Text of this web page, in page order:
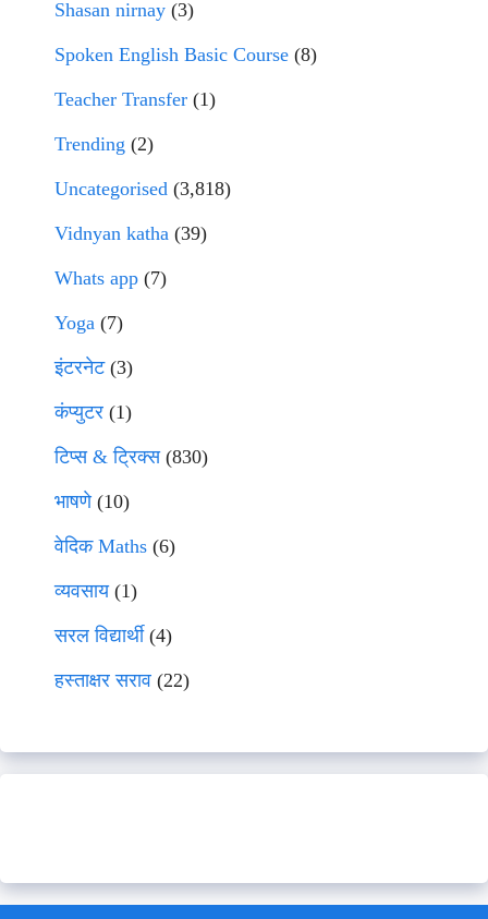
Shasan nirnay (3)
Spoken English Basic Course (8)
Teacher Transfer (1)
Trending (2)
Uncategorised (3,818)
Vidnyan katha (39)
Whats app (7)
Yoga (7)
इंटरनेट(3)
कंप्युटर (1)
टिप्स & ट्रिक्स(830)
भाषणे(10)
वेदिक Maths (6)
व्यवसाय(1)
सरल विद्यार्थी(4)
हस्ताक्षर सराव (22)